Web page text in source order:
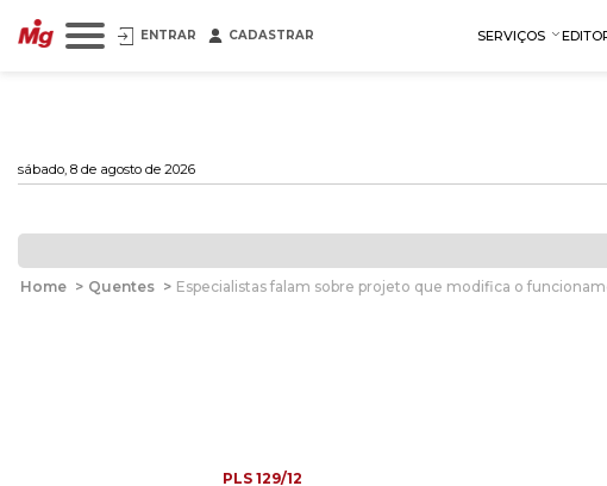
ENTRAR CADASTRAR SERVIÇOS
sábado, 8 de agosto de 2026
Home > Quentes > Especialistas falam sobre projeto que modifica o
PLS 129/12